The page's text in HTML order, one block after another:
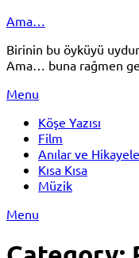
Skip
content
Ama…
Birinin bu öyküyü
Ama… buna rağmen
Menu
Köşe Yazısı
Film
Anılar ve
Kısa Kısa
Müzik
Menu